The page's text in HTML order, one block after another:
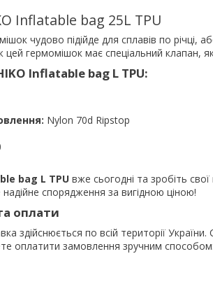
Inflatable bag 25L TPU
чудово підійде для сплавів по річці,
цей гермомішок має спеціальний клапан,
Inflatable bag L TPU:
Nylon 70d Ripstop
bag L TPU вже сьогодні та зробіть
спорядження за вигідною ціною!
оплати
здійснюється по всій території
оплатити замовлення зручним